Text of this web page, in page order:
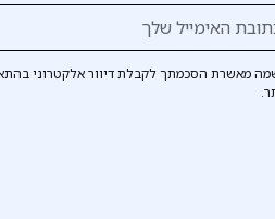
מאשרת הסכמתך לקבלת דיוור אלקטרוני